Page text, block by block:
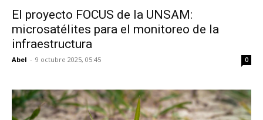
El proyecto FOCUS de la UNSAM:
microsatélites para el monitoreo de la
infraestructura
Abel - 9 octubre 2025, 05:45 0